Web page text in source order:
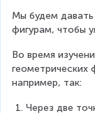
Мы будем
фигурам, чтобы
Во время
геометрических
например, так:
Через две